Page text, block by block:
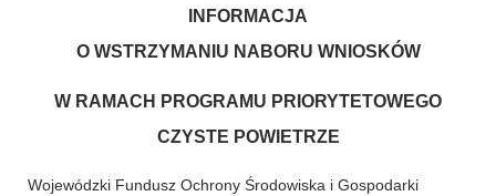
INFORMACJA
O WSTRZYMANIU NABORU WNIOSKÓW
W RAMACH PROGRAMU PRIORYTETOWEGO
CZYSTE POWIETRZE
Wojewódzki Fundusz Ochrony Środowiska i Gospodarki